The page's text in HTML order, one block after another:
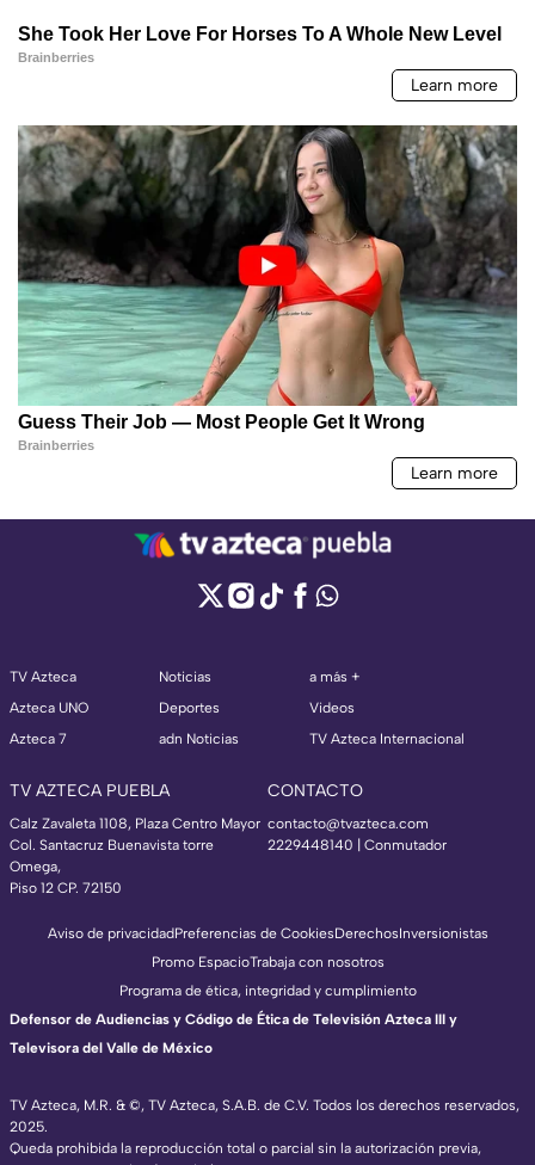
TV Azteca
Azteca UNO
Azteca 7
Noticias
Deportes
adn Noticias
a más +
Videos
TV Azteca Internacional
TV AZTECA PUEBLA
Calz Zavaleta 1108, Plaza Centro Mayor
Col. Santacruz Buenavista torre
Omega,
Piso 12 CP. 72150
CONTACTO
contacto@tvazteca.com
2229448140 | Conmutador
TV Azteca, M.R. & ©, TV Azteca, S.A.B. de C.V. Todos los derechos reservados,
2025.
Queda prohibida la reproducción total o parcial sin la autorización previa,
Aviso de privacidadPreferencias de CookiesDerechosInversionistas
Promo EspacioTrabaja con nosotros
Programa de ética, integridad y cumplimiento
Defensor de Audiencias y Código de Ética de Televisión Azteca III y
Televisora del Valle de México